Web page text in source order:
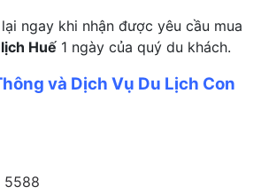
ngay khi nhận được yêu cầu mua
Huế 1 ngày của quý du khách.
và Dịch Vụ Du Lịch Con
5588